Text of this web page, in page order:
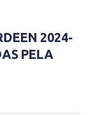
2024-
PELA